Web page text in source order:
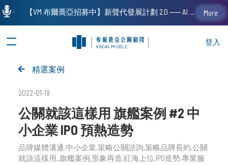
登入
精選案例
2022-01-19
公關就該這樣用 旗艦案例 #2 中
小企業 IPO 預熱造勢
品牌媒體溝通 中小企業 策略公關諮詢 策略品牌長約 公關
就該這樣用_旗艦案例 形象再造 紅海上位 IPO造勢專業服
【VM 布爾喬亞招募中】新聲代發展計劃 2.0 ── AI PR 人才加速養成計劃（歡迎「應屆畢業生」、「一年以下相關 / 三年以下非相關經驗工作者」申請加入） More